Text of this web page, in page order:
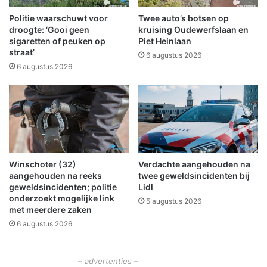
t
i
a
n
R
p
n
x
i
n
B
l
a
u
j
D
e
T
e
l
l
k
e
r
i
n
W
i
Politie waarschuwt voor
droogte: ‘Gooi geen
sigaretten of peuken op
straat’
6 augustus 2026
Twee auto’s botsen op
kruising Oudewerfslaan en
Piet Heinlaan
6 augustus 2026
Winschoter (32)
aangehouden na reeks
geweldsincidenten; politie
onderzoekt mogelijke link
met meerdere zaken
6 augustus 2026
Verdachte aangehouden na
twee geweldsincidenten bij
Lidl
5 augustus 2026
– advertenties –